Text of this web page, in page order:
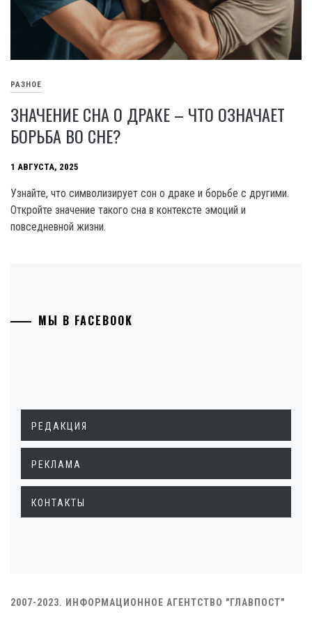
РАЗНОЕ
ЗНАЧЕНИЕ СНА О ДРАКЕ – ЧТО ОЗНАЧАЕТ
БОРЬБА ВО СНЕ?
1 АВГУСТА, 2025
Узнайте, что символизирует сон о драке и борьбе с другими.
Откройте значение такого сна в контексте эмоций и
повседневной жизни.
МЫ В FACEBOOK
РЕДАКЦИЯ
РЕКЛАМА
КОНТАКТЫ
2007-2023. ИНФОРМАЦИОННОЕ АГЕНТСТВО "ГЛАВПОСТ"